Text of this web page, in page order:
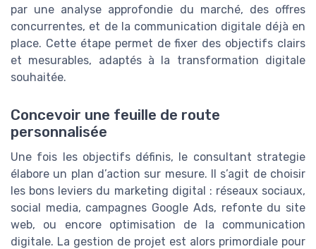
par une analyse approfondie du marché, des offres
concurrentes, et de la communication digitale déjà en
place. Cette étape permet de fixer des objectifs clairs
et mesurables, adaptés à la transformation digitale
souhaitée.
Concevoir une feuille de route
personnalisée
Une fois les objectifs définis, le consultant strategie
élabore un plan d’action sur mesure. Il s’agit de choisir
les bons leviers du marketing digital : réseaux sociaux,
social media, campagnes Google Ads, refonte du site
web, ou encore optimisation de la communication
digitale. La gestion de projet est alors primordiale pour